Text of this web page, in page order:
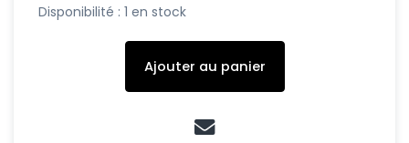
Disponibilité : 1 en stock
quantité
cœur
du
Ajouter au panier